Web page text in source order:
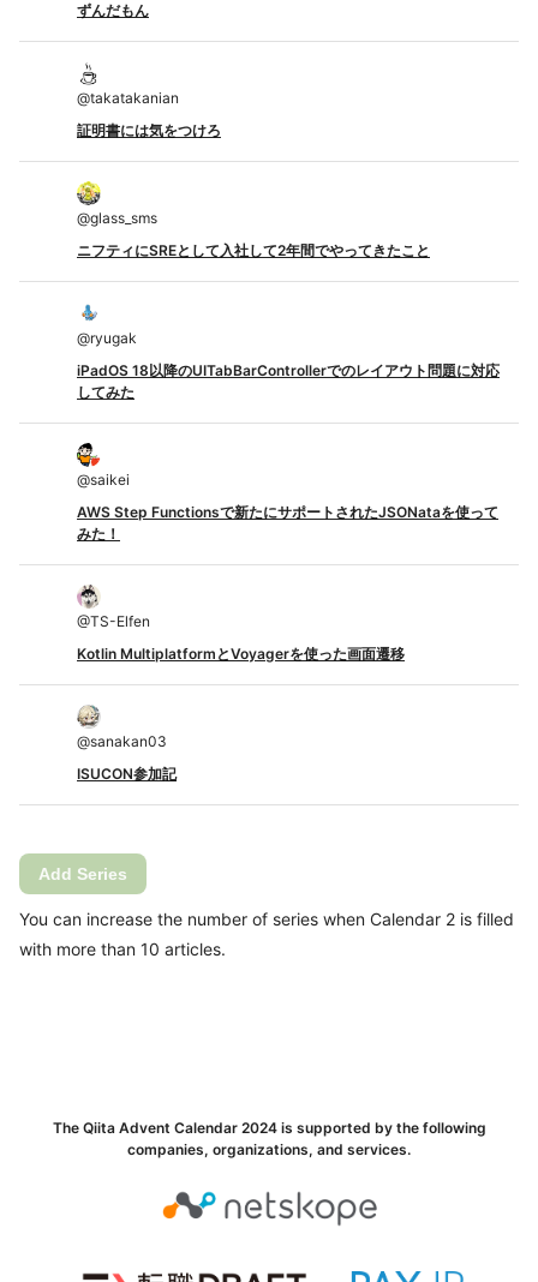
ずんだもん
@takatakanian
証明書には気をつけろ
@glass_sms
ニフティにSREとして入社して2年間でやってきたこと
@ryugak
iPadOS 18以降のUITabBarControllerでのレイアウト問題に対応
してみた
@saikei
AWS Step Functionsで新たにサポートされたJSONataを使って
みた！
@TS-Elfen
Kotlin MultiplatformとVoyagerを使った画面遷移
@sanakan03
ISUCON参加記
Add Series
You can increase the number of series when Calendar 2 is filled
with more than 10 articles.
The Qiita Advent Calendar 2024 is supported by the following
companies, organizations, and services.